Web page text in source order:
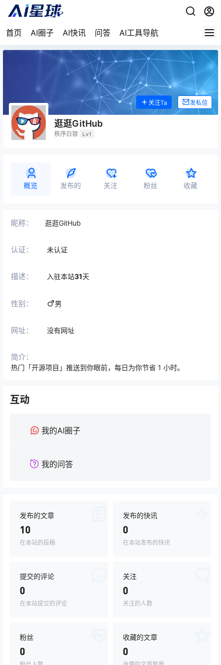
首页 AI圈子 AI快讯 问答 AI工具导航
逛逛GitHub
秩序白银 Lv1
关注Ta 发私信
概览 发布的 关注 粉丝 收藏
昵称： 逛逛GitHub
认证： 未认证
描述： 入驻本站31天
性别： 男
网址： 没有网址
简介：
热门「开源项目」推送到你眼前，每日为你节省 1 小时。
互动
我的AI圈子
我的问答
发布的文章
10
在本站的投稿
发布的快讯
0
在本站发布的快讯
提交的评论
0
在本站提交的评论
关注
0
关注的人数
粉丝
0
收藏的文章
0